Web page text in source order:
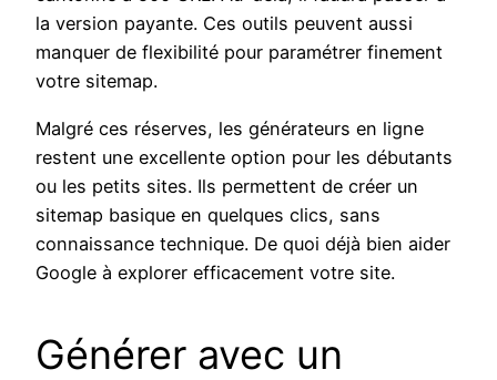
la version payante. Ces outils peuvent aussi
manquer de flexibilité pour paramétrer finement
votre sitemap.
Malgré ces réserves, les générateurs en ligne
restent une excellente option pour les débutants
ou les petits sites. Ils permettent de créer un
sitemap basique en quelques clics, sans
connaissance technique. De quoi déjà bien aider
Google à explorer efficacement votre site.
Générer avec un